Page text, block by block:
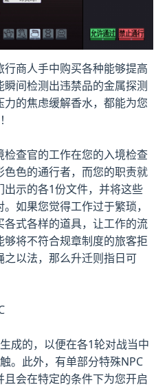
商人手中购买各种能够提高
间检测出违禁品的金属探测
的焦虑缓解香水，都能为您
查官的工作在您的入境检查
色的通行者，而您的职责就
示的各1份文件，并将这些
如果您觉得工作过于繁琐，
式各样的道具，让工作的流
将不符合规章制度的旅客拒
以法，那么升迁则指日可
成的，以便在各1轮对战当中
。此外，有单部分特殊NPC
会在特定的条件下为您开启